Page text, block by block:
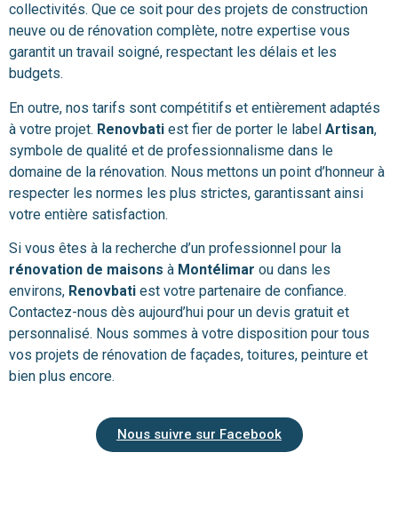
collectivités. Que ce soit pour des projets de construction
neuve ou de rénovation complète, notre expertise vous
garantit un travail soigné, respectant les délais et les
budgets.
En outre, nos tarifs sont compétitifs et entièrement adaptés
à votre projet. Renovbati est fier de porter le label Artisan,
symbole de qualité et de professionnalisme dans le
domaine de la rénovation. Nous mettons un point d’honneur à
respecter les normes les plus strictes, garantissant ainsi
votre entière satisfaction.
Si vous êtes à la recherche d’un professionnel pour la
rénovation de maisons à Montélimar ou dans les
environs, Renovbati est votre partenaire de confiance.
Contactez-nous dès aujourd’hui pour un devis gratuit et
personnalisé. Nous sommes à votre disposition pour tous
vos projets de rénovation de façades, toitures, peinture et
bien plus encore.
Nous suivre sur Facebook